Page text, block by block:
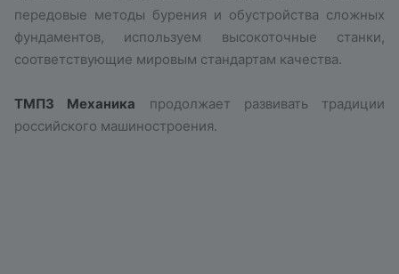
передовые методы бурения и обустройства сложных
фундаментов, используем высокоточные станки,
соответствующие мировым стандартам качества.
ТМПЗ Механика продолжает развивать традиции
российского машиностроения.